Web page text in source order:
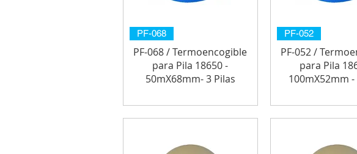
PF-068
PF-068 / Termoencogible
para Pila 18650 -
50mX68mm- 3 Pilas
PF-052
PF-052 /
para Pila
100mX52mm -